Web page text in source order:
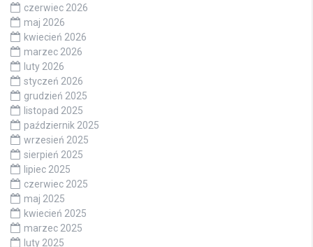
czerwiec 2026
maj 2026
kwiecień 2026
marzec 2026
luty 2026
styczeń 2026
grudzień 2025
listopad 2025
październik 2025
wrzesień 2025
sierpień 2025
lipiec 2025
czerwiec 2025
maj 2025
kwiecień 2025
marzec 2025
luty 2025